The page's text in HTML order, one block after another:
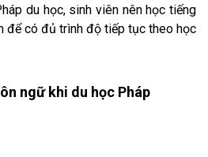
du học, sinh viên nên học tiếng
để có đủ trình độ tiếp tục theo học
ngữ khi du học Pháp